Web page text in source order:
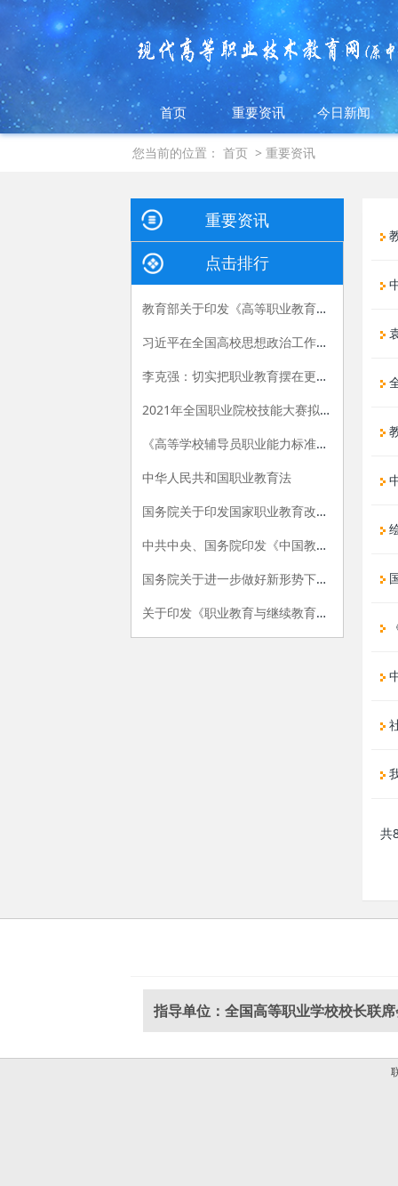
首页 重要资讯 今日新闻
您当前的位置：首页 >重要资讯
重要资讯
点击排行
教育部关于印发《高等职业教育创新发展行动计划（2015-2018年）》的通知
习近平在全国高校思想政治工作会议上的讲话
李克强：切实把职业教育摆在更加突出的位置
2021年全国职业院校技能大赛拟设赛项赛题 （高职组）
《高等学校辅导员职业能力标准（暂行）》发布
中华人民共和国职业教育法
国务院关于印发国家职业教育改革实施方案的通知
中共中央、国务院印发《中国教育现代化2035》
国务院关于进一步做好新形势下就业创业工作的意见
关于印发《职业教育与继续教育2015年工作要点》的函
共
指导单位：全国高等职业学校校长联